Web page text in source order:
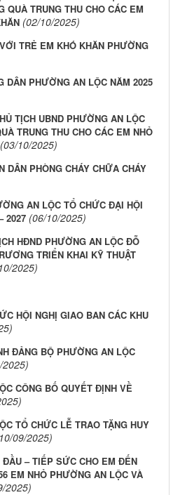
QUÀ TRUNG THU CHO CÁC EM
(02/10/2025)
TRẺ EM KHÓ KHĂN PHƯỜNG
DÂN PHƯỜNG AN LỘC NĂM 2025
TỊCH UBND PHƯỜNG AN LỘC
TRUNG THU CHO CÁC EM NHỎ
(03/10/2025)
DÂN PHÒNG CHÁY CHỮA CHÁY
AN LỘC TỔ CHỨC ĐẠI HỘI
2027 (06/10/2025)
HĐND PHƯỜNG AN LỘC ĐỖ
TRIỂN KHAI KỸ THUẬT
2025)
HỘI NGHỊ GIAO BAN CÁC KHU
ĐẢNG BỘ PHƯỜNG AN LỘC
2025)
CÔNG BỐ QUYẾT ĐỊNH VỀ
TỔ CHỨC LỄ TRAO TẶNG HUY
09/2025)
– TIẾP SỨC CHO EM ĐẾN
EM NHỎ PHƯỜNG AN LỘC VÀ
2025)